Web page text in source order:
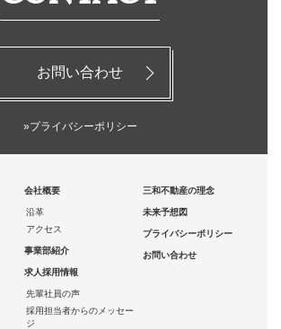
お問い合わせ
»プライバシーポリシー
会社概要
沿革
アクセス
事業部紹介
求人採用情報
先輩社員の声
採用担当者からのメッセー
ジ
三和不動産の理念
未来予想図
プライバシーポリシー
お問い合わせ